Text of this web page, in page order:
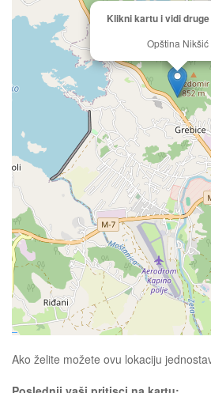
Klikni kartu i vidi
Opština Nikšić
Ako želite možete ovu lokaciju